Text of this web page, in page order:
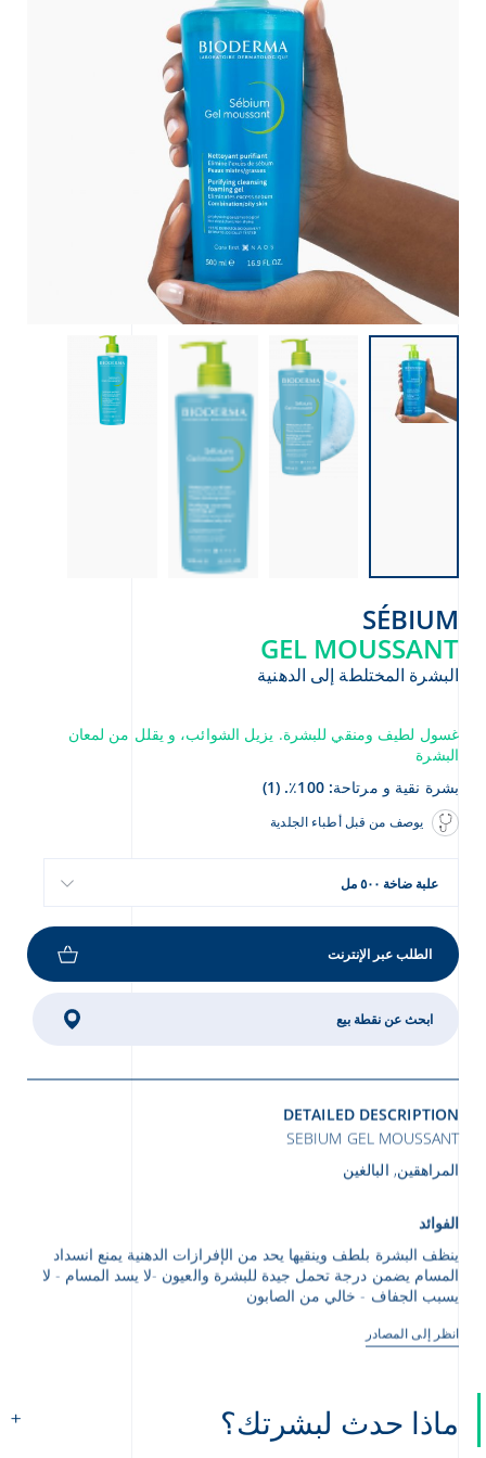
SÉBIUM
GEL MOUSSANT
البشرة المختلطة إلى الدهنية
غسول لطيف ومنقي للبشرة. يزيل الشوائب، و يقلل من لمعان
البشرة
بشرة نقية و مرتاحة: 100٪. (1)
يوصف من قبل أطباء الجلدية
علبة ضاخة ٥٠٠ مل
الطلب عبر الإنترنت
ابحث عن نقطة بيع
DETAILED DESCRIPTION
SEBIUM GEL MOUSSANT
المراهقين, البالغين
الفوائد
ينظف البشرة بلطف وينقيها يحد من الإفرازات الدهنية يمنع انسداد
المسام يضمن درجة تحمل جيدة للبشرة والعيون -لا يسد المسام - لا
يسبب الجفاف - خالي من الصابون
انظر إلى المصادر
ماذا حدث لبشرتك؟